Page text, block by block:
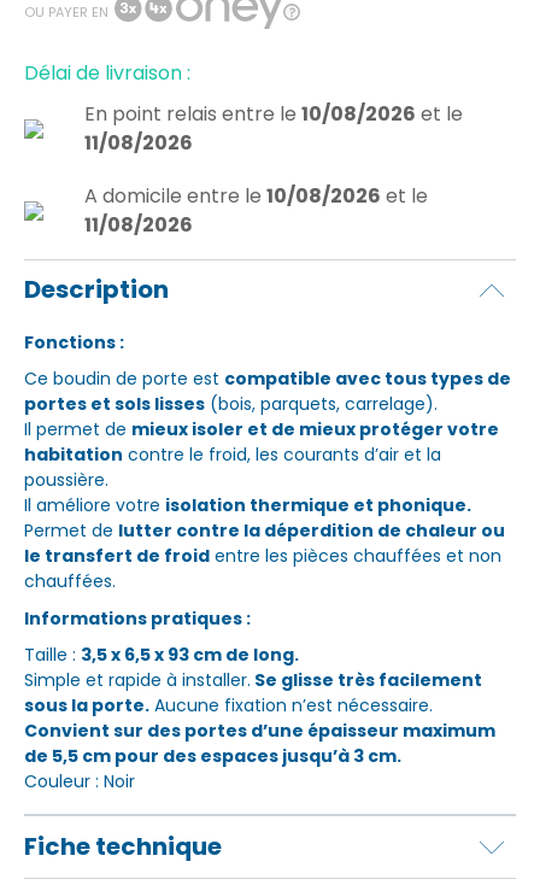
OU PAYER EN
Délai de livraison :
En point relais entre le 10/08/2026 et le
11/08/2026
A domicile entre le 10/08/2026 et le
11/08/2026
Description
Fonctions :
Ce boudin de porte est compatible avec tous types de
portes et sols lisses (bois, parquets, carrelage).
Il permet de mieux isoler et de mieux protéger votre
habitation contre le froid, les courants d’air et la
poussière.
Il améliore votre isolation thermique et phonique.
Permet de lutter contre la déperdition de chaleur ou
le transfert de froid entre les pièces chauffées et non
chauffées.
Informations pratiques :
Taille : 3,5 x 6,5 x 93 cm de long.
Simple et rapide à installer. Se glisse très facilement
sous la porte. Aucune fixation n’est nécessaire.
Convient sur des portes d’une épaisseur maximum
de 5,5 cm pour des espaces jusqu’à 3 cm.
Couleur : Noir
Fiche technique